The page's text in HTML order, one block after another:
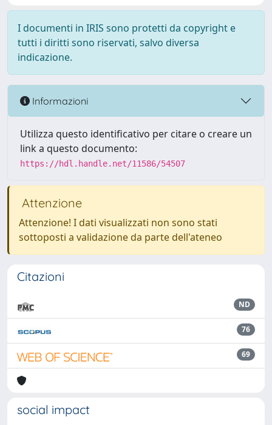
I documenti in IRIS sono protetti da copyright e
tutti i diritti sono riservati, salvo diversa
indicazione.
Informazioni
Utilizza questo identificativo per citare o creare un
link a questo documento:
https://hdl.handle.net/11586/54507
Attenzione
Attenzione! I dati visualizzati non sono stati
sottoposti a validazione da parte dell'ateneo
Citazioni
ND
76
69
social impact